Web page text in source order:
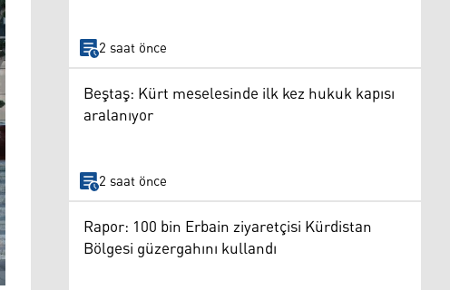
2 saat önce
Beştaş: Kürt meselesinde ilk kez hukuk kapısı
aralanıyor
2 saat önce
Rapor: 100 bin Erbain ziyaretçisi Kürdistan
Bölgesi güzergahını kullandı